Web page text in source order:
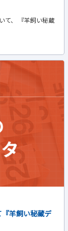
て、 『羊飼い秘蔵
『羊飼い秘蔵デ